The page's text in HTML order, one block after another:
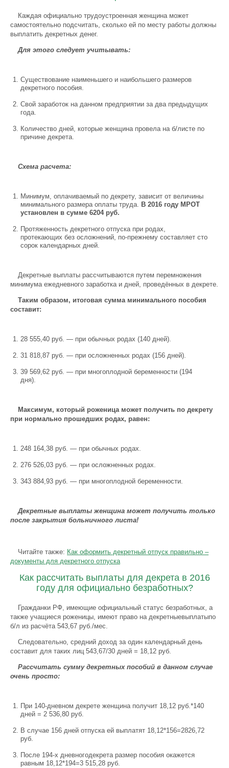
Каждая официально трудоустроенная женщина может
самостоятельно подсчитать, сколько ей по месту работы должны
выплатить декретных денег.
Для этого следует учитывать:
Существование наименьшего и наибольшего размеров
декретного пособия.
Свой заработок на данном предприятии за два предыдущих
года.
Количество дней, которые женщина провела на б/листе по
причине декрета.
Схема расчета:
Минимум, оплачиваемый по декрету, зависит от величины
минимального размера оплаты труда. В 2016 году МРОТ
установлен в сумме 6204 руб.
Протяженность декретного отпуска при родах,
протекающих без осложнений, по-прежнему составляет сто
сорок календарных дней.
Декретные выплаты рассчитываются путем перемножения
минимума ежедневного заработка и дней, проведённых в декрете.
Таким образом, итоговая сумма минимального пособия
составит:
28 555,40 руб. — при обычных родах (140 дней).
31 818,87 руб. — при осложненных родах (156 дней).
39 569,62 руб. — при многоплодной беременности (194
дня).
Максимум, который роженица может получить по декрету
при нормально прошедших родах, равен:
248 164,38 руб. — при обычных родах.
276 526,03 руб. — при осложненных родах.
343 884,93 руб. — при многоплодной беременности.
Декретные выплаты женщина может получить только
после закрытия больничного листа!
Читайте также: Как оформить декретный отпуск правильно –
документы для декретного отпуска
Как рассчитать выплаты для декрета в 2016
году для официально безработных?
Гражданки РФ, имеющие официальный статус безработных, а
также учащиеся роженицы, имеют право на декретныевыплатыпо
б/л из расчёта 543,67 руб./мес.
Следовательно, средний доход за один календарный день
составит для таких лиц 543,67/30 дней = 18,12 руб.
Рассчитать сумму декретных пособий в данном случае
очень просто:
При 140-дневном декрете женщина получит 18,12 руб.*140
дней = 2 536,80 руб.
В случае 156 дней отпуска ей выплатят 18,12*156=2826,72
руб.
После 194-х дневногодекрета размер пособия окажется
равным 18,12*194=3 515,28 руб.